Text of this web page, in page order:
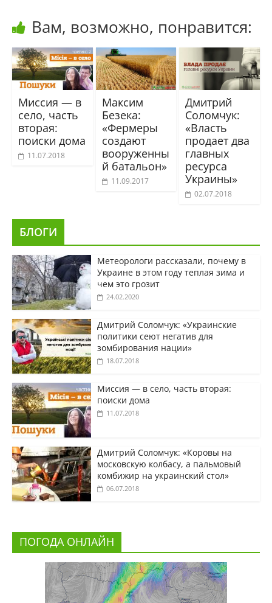
Вам, возможно, понравится:
Миссия — в
село, часть
вторая:
поиски дома
11.07.2018
Максим
Безека:
«Фермеры
создают
вооруженны
й батальон»
11.09.2017
Дмитрий
Соломчук:
«Власть
продает два
главных
ресурса
Украины»
02.07.2018
БЛОГИ
Метеорологи рассказали, почему в
Украине в этом году теплая зима и
чем это грозит
24.02.2020
Дмитрий Соломчук: «Украинские
политики сеют негатив для
зомбирования нации»
18.07.2018
Миссия — в село, часть вторая:
поиски дома
11.07.2018
Дмитрий Соломчук: «Коровы на
московскую колбасу, а пальмовый
комбижир на украинский стол»
06.07.2018
ПОГОДА ОНЛАЙН